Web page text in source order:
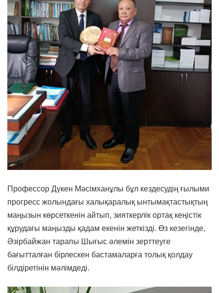
Профессор Дүкен Мәсімханұлы бұл кездесудің ғылыми
прогресс жолындағы халықаралық ынтымақтастықтың
маңызын көрсеткенін айтып, зияткерлік ортақ кеңістік
құрудағы маңызды қадам екенін жеткізді. Өз кезегінде,
Әзірбайжан тарапы Шығыс әлемін зерттеуге
бағытталған бірлескен бастамаларға толық қолдау
білдіретінін мәлімдеді.